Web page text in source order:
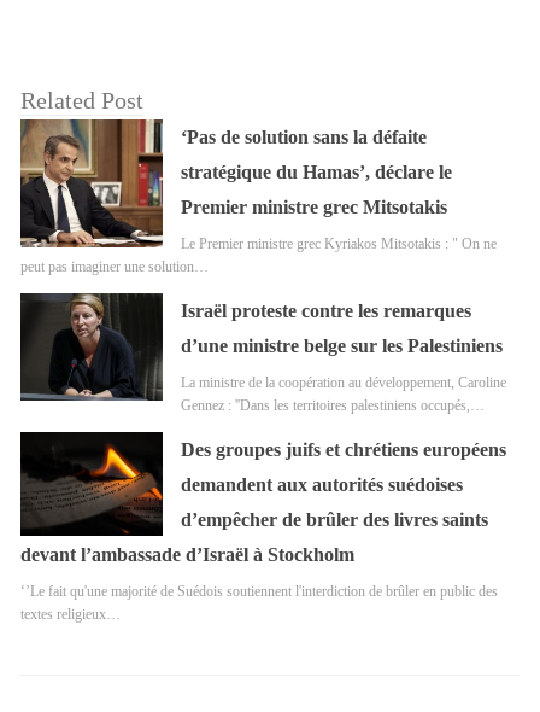
Related Post
‘Pas de solution sans la défaite
stratégique du Hamas’, déclare le
Premier ministre grec Mitsotakis
Le Premier ministre grec Kyriakos Mitsotakis : " On ne
peut pas imaginer une solution…
Israël proteste contre les remarques
d’une ministre belge sur les Palestiniens
La ministre de la coopération au développement, Caroline
Gennez : ''Dans les territoires palestiniens occupés,…
Des groupes juifs et chrétiens européens
demandent aux autorités suédoises
d’empêcher de brûler des livres saints
devant l’ambassade d’Israël à Stockholm
‘’Le fait qu'une majorité de Suédois soutiennent l'interdiction de brûler en public des
textes religieux…